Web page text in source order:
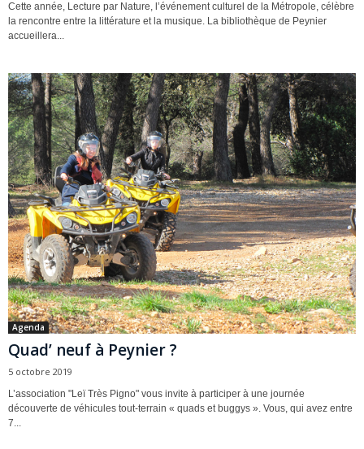
Cette année, Lecture par Nature, l’événement culturel de la Métropole, célèbre
la rencontre entre la littérature et la musique. La bibliothèque de Peynier
accueillera...
Agenda
Quad’ neuf à Peynier ?
5 octobre 2019
L’association "Leï Très Pigno" vous invite à participer à une journée
découverte de véhicules tout-terrain « quads et buggys ». Vous, qui avez entre
7...